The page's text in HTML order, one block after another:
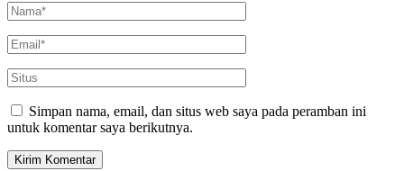
Simpan nama, email, dan situs web saya pada peramban ini
untuk komentar saya berikutnya.